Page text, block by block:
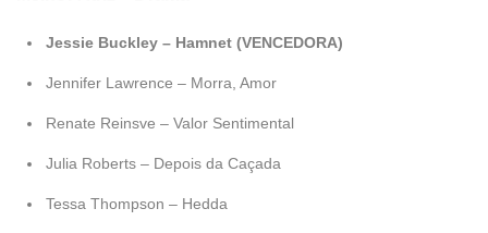
Jessie Buckley – Hamnet (VENCEDORA)
Jennifer Lawrence – Morra, Amor
Renate Reinsve – Valor Sentimental
Julia Roberts – Depois da Caçada
Tessa Thompson – Hedda